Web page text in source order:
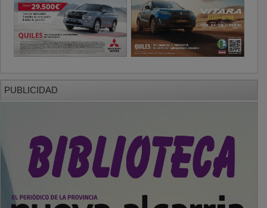
PUBLICIDAD